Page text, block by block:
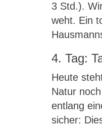
3 Std.).
weht. Ein
4. Tag:
Heute
Natur
entlang
sicher: